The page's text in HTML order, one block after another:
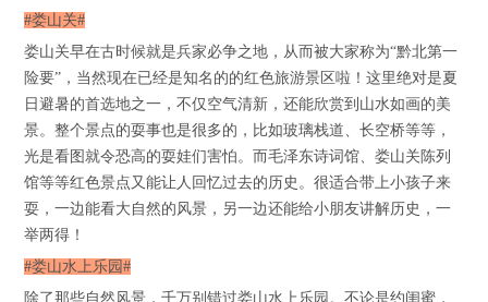
#娄山关#
娄山关早在古时候就是兵家必争之地，从而被大家称为“黔北第一
险要”，当然现在已经是知名的的红色旅游景区啦！这里绝对是夏
日避暑的首选地之一，不仅空气清新，还能欣赏到山水如画的美
景。整个景点的耍事也是很多的，比如玻璃栈道、长空桥等等，
光是看图就令恐高的耍娃们害怕。而毛泽东诗词馆、娄山关陈列
馆等等红色景点又能让人回忆过去的历史。很适合带上小孩子来
耍，一边能看大自然的风景，另一边还能给小朋友讲解历史，一
举两得！
#娄山水上乐园#
除了那些自然风景，千万别错过娄山水上乐园。不论是约闺蜜，